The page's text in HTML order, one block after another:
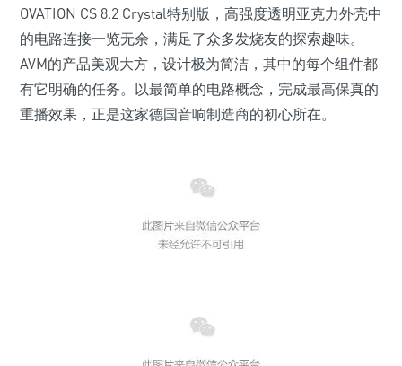
OVATION CS 8.2 Crystal特别版，高强度透明亚克力外壳中
的电路连接一览无余，满足了众多发烧友的探索趣味。
AVM的产品美观大方，设计极为简洁，其中的每个组件都
有它明确的任务。以最简单的电路概念，完成最高保真的
重播效果，正是这家德国音响制造商的初心所在。